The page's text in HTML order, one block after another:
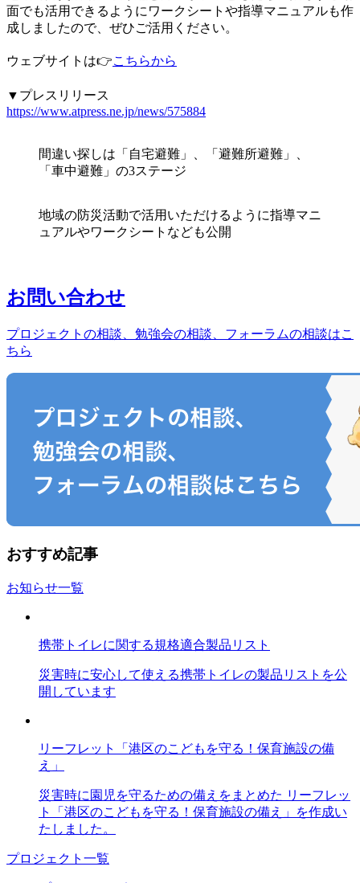
面でも活用できるようにワークシートや指導マニュアルも作
成しましたので、ぜひご活用ください。
ウェブサイトは👉こちらから
▼プレスリリース
https://www.atpress.ne.jp/news/575884
間違い探しは「自宅避難」、「避難所避難」、
「車中避難」の3ステージ
地域の防災活動で活用いただけるように指導マニ
ュアルやワークシートなども公開
お問い合わせ
プロジェクトの相談、勉強会の相談、フォーラムの相談はこ
ちら
おすすめ記事
お知らせ一覧
携帯トイレに関する規格適合製品リスト
災害時に安心して使える携帯トイレの製品リストを公
開しています
リーフレット「港区のこどもを守る！保育施設の備
え」
災害時に園児を守るための備えをまとめた リーフレッ
ト「港区のこどもを守る！保育施設の備え」を作成い
たしました。
プロジェクト一覧